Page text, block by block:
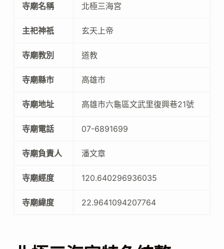
寺廟名稱 北極三海宮
主祀神祇 玄天上帝
寺廟教別 道教
寺廟縣市 高雄市
寺廟地址 高雄市六龜區文武里復興巷21號
寺廟電話 07-6891699
寺廟負責人 潘文章
寺廟經度 120.640296936035
寺廟緯度 22.9641094207764